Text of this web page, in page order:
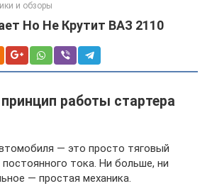
и обзоры
Но Не Крутит ВАЗ 2110
работы стартера
— это просто тяговый
постоянного тока. Ни больше, ни
— простая механика.